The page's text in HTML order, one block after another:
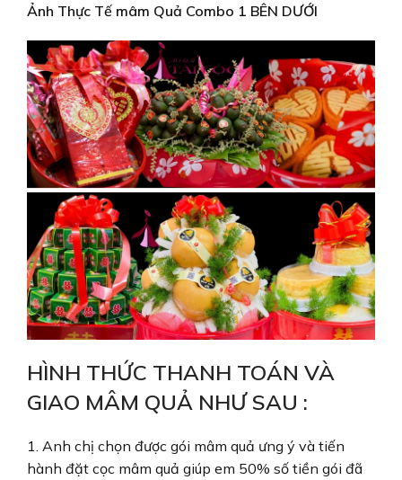
Ảnh Thực Tế mâm Quả Combo 1 BÊN DƯỚI
HÌNH THỨC THANH TOÁN VÀ
GIAO MÂM QUẢ NHƯ SAU :
1. Anh chị chọn được gói mâm quả ưng ý và tiến
hành đặt cọc mâm quả giúp em 50% số tiền gói đã